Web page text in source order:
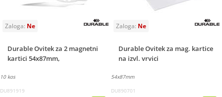
Durable Ovitek za 2 magnetni
kartici 54x87mm,
10 kos
DU891919
Durable Ovitek za mag. kartice
na izvl. vrvici
54x87mm
DU890701